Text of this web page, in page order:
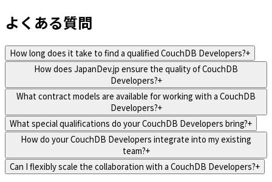
よくある質問
How long does it take to find a qualified CouchDB Developers?+
How does JapanDev.jp ensure the quality of CouchDB
Developers?+
What contract models are available for working with a CouchDB
Developers?+
What special qualifications do your CouchDB Developers bring?+
How do your CouchDB Developers integrate into my existing
team?+
Can I flexibly scale the collaboration with a CouchDB Developers?+